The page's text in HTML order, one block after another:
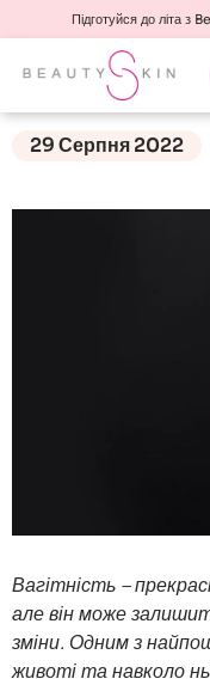
Підготуйся до літа з
29 Серпня 2022
Вагітність –
але він може
зміни. Одним з
животі та навколо